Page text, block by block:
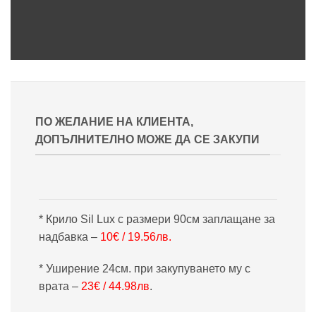
ПО ЖЕЛАНИЕ НА КЛИЕНТА,
ДОПЪЛНИТЕЛНО МОЖЕ ДА СЕ ЗАКУПИ
* Крило Sil Lux с размери 90см заплащане за
надбавка – 10€ / 19.56лв.
* Уширение 24см. при закупуването му с
врата – 23€ / 44.98лв.